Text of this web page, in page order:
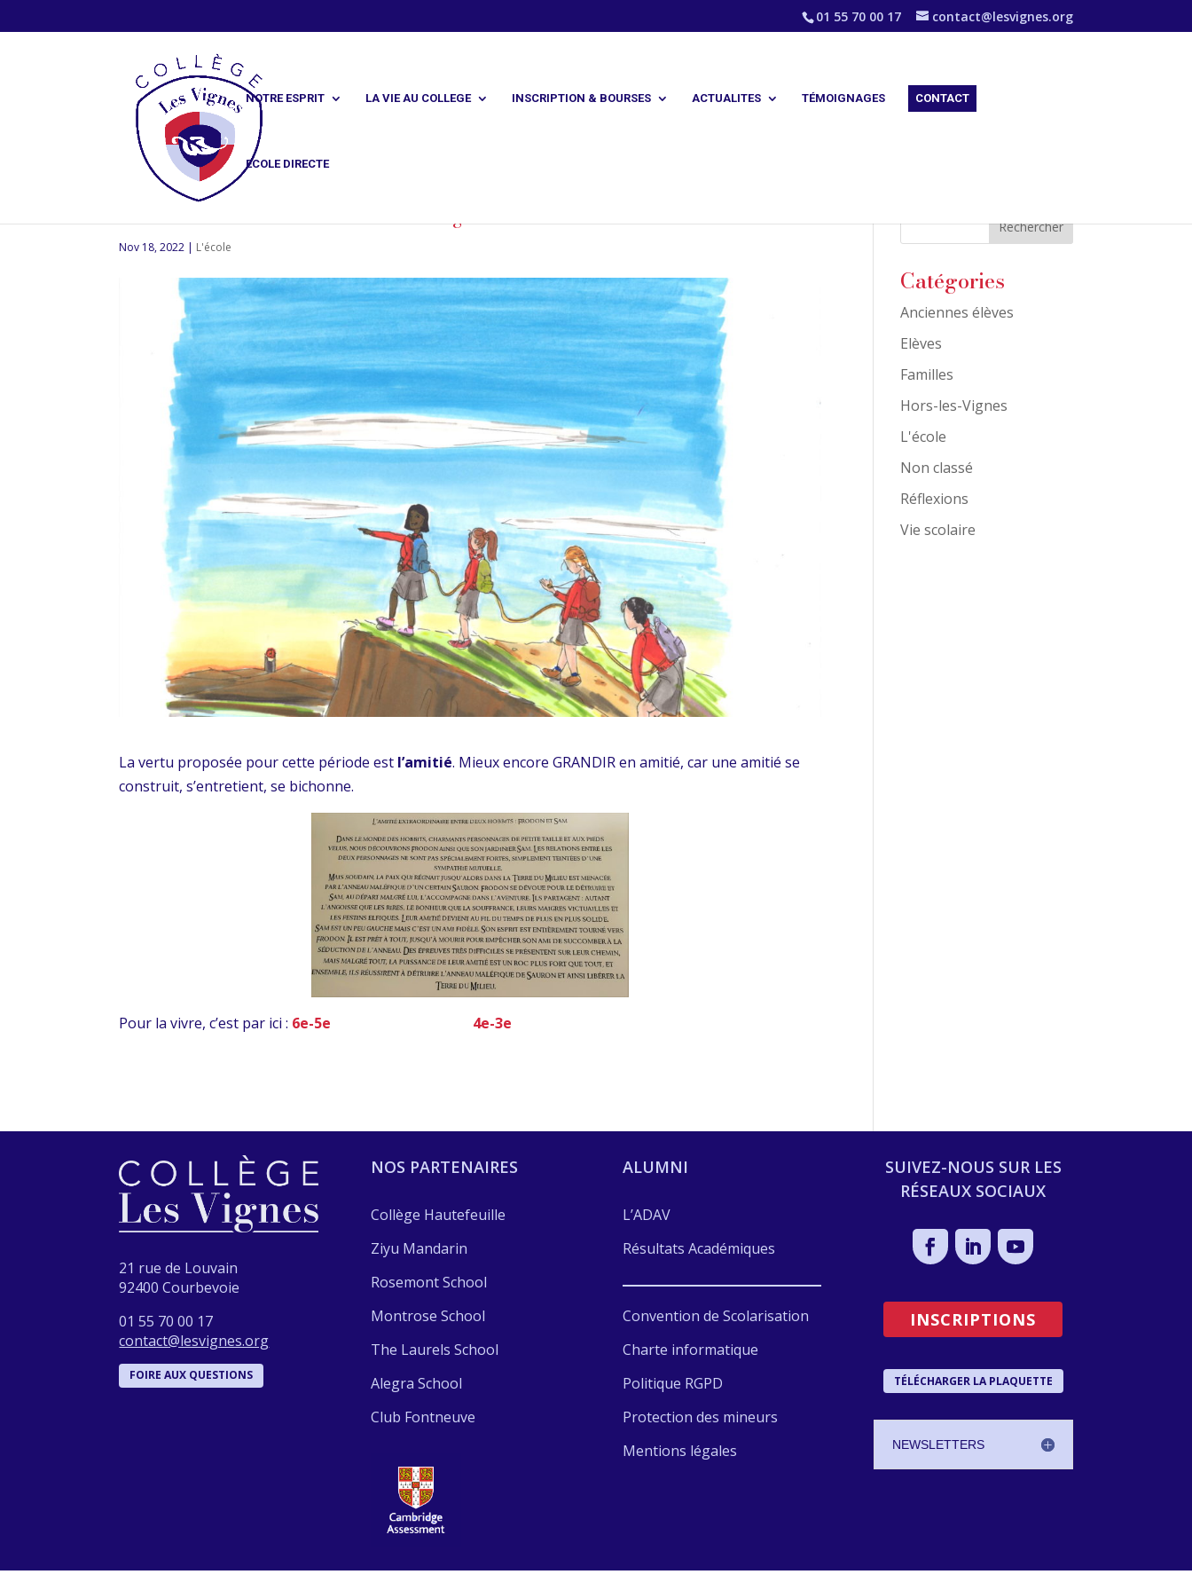
01 55 70 00 17 contact@lesvignes.org
NOTRE ESPRIT LA VIE AU COLLEGE INSCRIPTION & BOURSES ACTUALITES TÉMOIGNAGES CONTACT
ECOLE DIRECTE
La vertu en valeur novembre-décembre : grandir en amitié
Nov 18, 2022 | L'école
La vertu proposée pour cette période est l’amitié. Mieux encore GRANDIR en amitié, car une amitié se
construit, s’entretient, se bichonne.
Pour la vivre, c’est par ici : 6e-5e 4e-3e
Catégories
Anciennes élèves
Elèves
Familles
Hors-les-Vignes
L'école
Non classé
Réflexions
Vie scolaire
21 rue de Louvain
92400 Courbevoie
01 55 70 00 17
contact@lesvignes.org
FOIRE AUX QUESTIONS
NOS PARTENAIRES
Collège Hautefeuille
Ziyu Mandarin
Rosemont School
Montrose School
The Laurels School
Alegra School
Club Fontneuve
ALUMNI
L’ADAV
Résultats Académiques
Convention de Scolarisation
Charte informatique
Politique RGPD
Protection des mineurs
Mentions légales
SUIVEZ-NOUS SUR LES
RÉSEAUX SOCIAUX
INSCRIPTIONS
TÉLÉCHARGER LA PLAQUETTE
NEWSLETTERS